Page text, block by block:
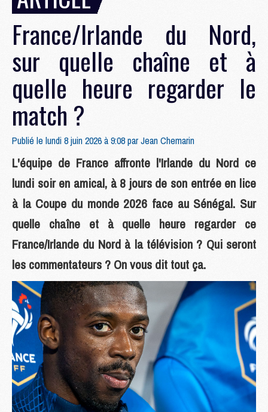
France/Irlande du Nord,
sur quelle chaîne et à
quelle heure regarder le
match ?
Publié le lundi 8 juin 2026 à 9:08 parJean Chemarin
L'équipe de France affronte l'Irlande du Nord ce
lundi soir en amical, à 8 jours de son entrée en lice
à la Coupe du monde 2026 face au Sénégal. Sur
quelle chaîne et à quelle heure regarder ce
France/Irlande du Nord à la télévision ? Qui seront
les commentateurs ? On vous dit tout ça.